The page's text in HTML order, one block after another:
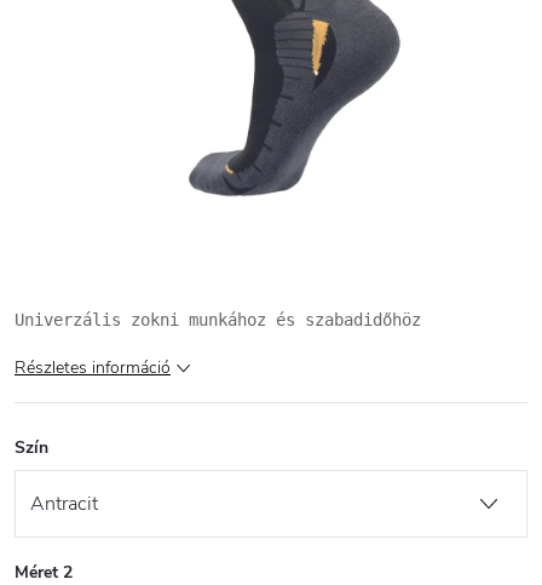
Univerzális zokni munkához és szabadidőhöz
Részletes információ
Szín
Méret 2